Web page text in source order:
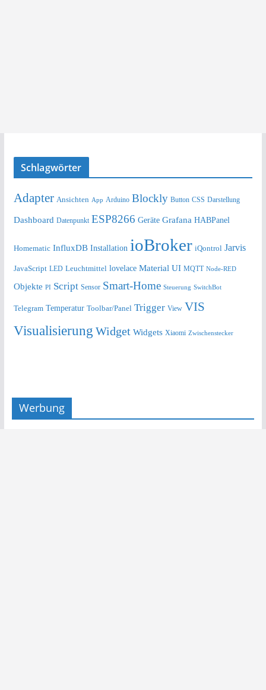
Schlagwörter
Adapter Ansichten App Arduino Blockly Button CSS Darstellung
Dashboard Datenpunkt ESP8266 Geräte Grafana HABPanel
Homematic InfluxDB Installation ioBroker iQontrol Jarvis
JavaScript LED Leuchtmittel lovelace Material UI MQTT Node-RED
Objekte PI Script Sensor Smart-Home Steuerung SwitchBot
Telegram Temperatur Toolbar/Panel Trigger View VIS
Visualisierung Widget Widgets Xiaomi Zwischenstecker
Werbung